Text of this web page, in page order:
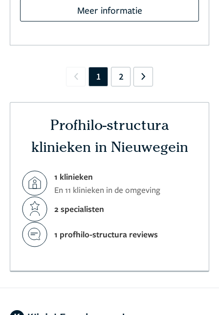
Meer informatie
Previous
1 2 Next
Profhilo-structura
klinieken in Nieuwegein
1 klinieken
En 11 klinieken in de omgeving
2 specialisten
1 profhilo-structura reviews